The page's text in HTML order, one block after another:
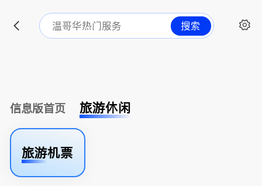
搜索
信息版首页 旅游休闲
旅游机票